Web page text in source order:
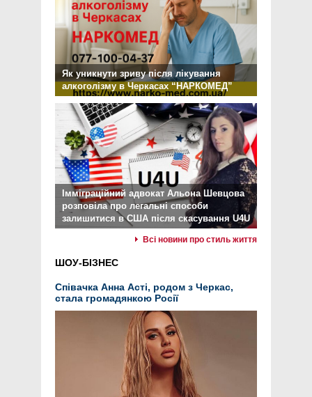
Як уникнути зриву після лікування
алкоголізму в Черкасах “НАРКОМЕД”
Імміграційний адвокат Альона Шевцова
розповіла про легальні способи
залишитися в США після скасування U4U
Всі новини про стиль життя
ШОУ-БІЗНЕС
Співачка Анна Асті, родом з Черкас,
стала громадянкою Росії